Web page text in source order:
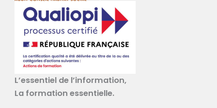
L’essentiel de l’information,
La formation essentielle.